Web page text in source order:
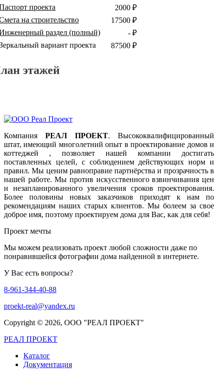
проекта
2000 ₽
на строительство
17500 ₽
раздел (полный)
- ₽
вариант проекта
87500 ₽
этажей
Компания РЕАЛ ПРОЕКТ. Высококвалифицированный
штат, имеющий многолетний опыт в проектирование домов и
коттеджей , позволяет нашей компании достигать
поставленных целей, с соблюдением действующих норм и
правил. Мы ценим равноправие партнёрства и прозрачность в
нашей работе. Мы против искусственного взвинчивания цен
и незапланированного увеличения сроков проектирования.
Более половины новых заказчиков приходят к нам по
рекомендациям наших старых клиентов. Мы болеем за свое
доброе имя, поэтому проектируем дома для Вас, как для себя!
Проект мечты
Мы можем реализовать проект любой сложности даже по
понравившейся фотографии дома найденной в интернете.
У Вас есть вопросы?
8-961-344-40-88
proekt-real@yandex.ru
Copyright © 2026, ООО "РЕАЛ ПРОЕКТ"
РЕАЛ ПРОЕКТ
Каталог
Документация